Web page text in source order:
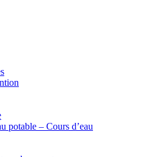
potable – Cours d’eau